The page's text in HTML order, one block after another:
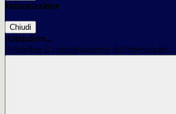
Informazione
Chiudi
Attendere...
Attendere il completamento dell'operazione...